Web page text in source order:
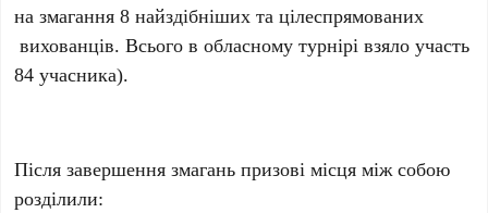
на змагання 8 найздібніших та цілеспрямованих
вихованців. Всього в обласному турнірі взяло участь
84 учасника).
Після завершення змагань призові місця між собою
розділили: